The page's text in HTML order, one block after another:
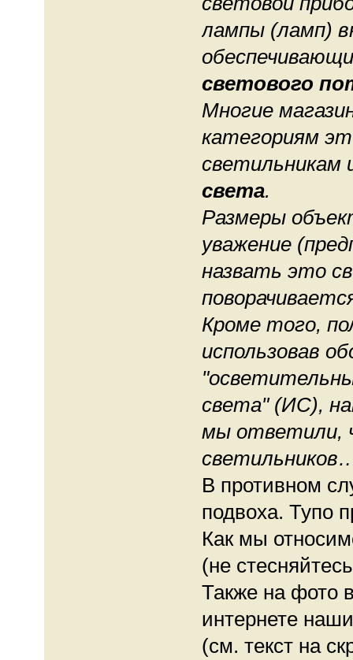
лампы (ламп)
светового
Многие
категориям
светильникам
света.
Размеры
уважение
назвать это
Кроме того,
использовав
света" (ИС),
мы ответили,
В противном
подвоха. Тупо
Как мы
(не
Также на фото
интернете
(см. текст на